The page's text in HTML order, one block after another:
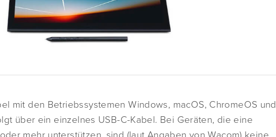
mit den Betriebssystemen Windows, macOS, ChromeOS und
über ein einzelnes USB-C-Kabel. Bei Geräten, die eine